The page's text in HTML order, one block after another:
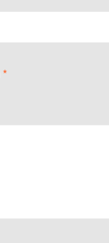
*